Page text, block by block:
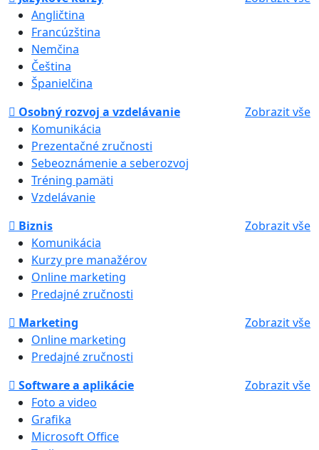
Angličtina
Francúzština
Nemčina
Čeština
Španielčina
Osobný rozvoj a vzdelávanie
Zobrazit vše
Komunikácia
Prezentačné zručnosti
Sebeoznámenie a seberozvoj
Tréning pamäti
Vzdelávanie
Biznis
Zobrazit vše
Komunikácia
Kurzy pre manažérov
Online marketing
Predajné zručnosti
Marketing
Zobrazit vše
Online marketing
Predajné zručnosti
Software a aplikácie
Zobrazit vše
Foto a video
Grafika
Microsoft Office